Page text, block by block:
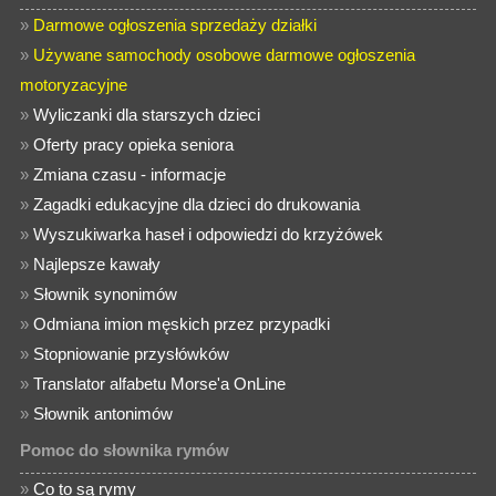
» Darmowe ogłoszenia sprzedaży działki
» Używane samochody osobowe darmowe ogłoszenia
motoryzacyjne
»Wyliczanki dla starszych dzieci
»Oferty pracy opieka seniora
»Zmiana czasu - informacje
»Zagadki edukacyjne dla dzieci do drukowania
»Wyszukiwarka haseł i odpowiedzi do krzyżówek
» Najlepsze kawały
» Słownik synonimów
»Odmiana imion męskich przez przypadki
» Stopniowanie przysłówków
»Translator alfabetu Morse'a OnLine
» Słownik antonimów
Pomoc do słownika rymów
»Co to są rymy